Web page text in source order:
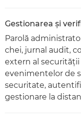
Gestionarea şi
Parolă
chei, jurnal audit,
extern al
evenimentelor de
securitate,
gestionare la